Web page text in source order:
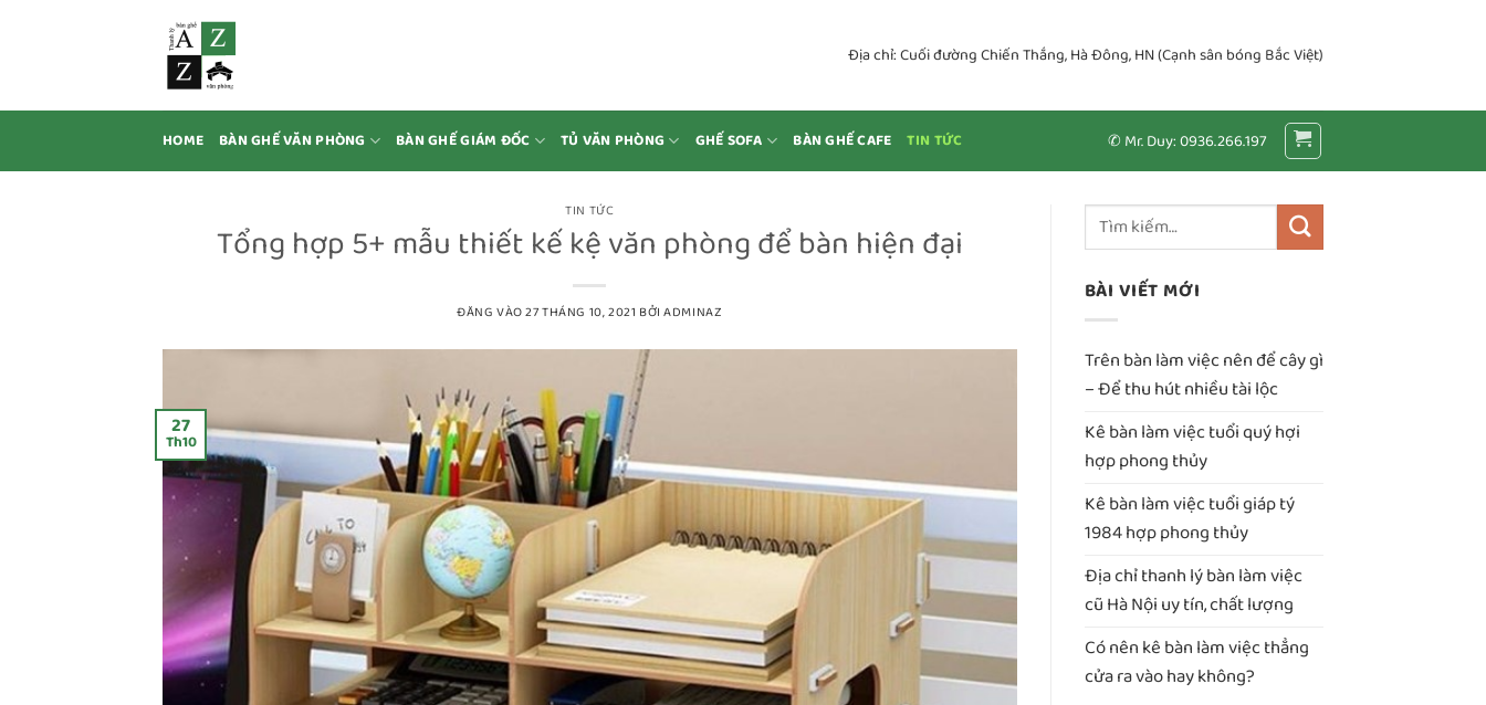
Địa chỉ: Cuối đường Chiến Thắng, Hà Đông, HN (Cạnh sân bóng Bắc Việt)
HOME BÀN GHẾ VĂN PHÒNG BÀN GHẾ GIÁM ĐỐC TỦ VĂN PHÒNG GHẾ SOFA BÀN GHẾ CAFE TIN TỨC ✆ Mr. Duy: 0936.266.197
TIN TỨC
Tổng hợp 5+ mẫu thiết kế kệ văn phòng để bàn hiện đại
ĐĂNG VÀO27 THÁNG 10, 2021 BỞIADMINAZ
27
Th10
BÀI VIẾT MỚI
Trên bàn làm việc nên để cây gì
– Để thu hút nhiều tài lộc
Kê bàn làm việc tuổi quý hợi
hợp phong thủy
Kê bàn làm việc tuổi giáp tý
1984 hợp phong thủy
Địa chỉ thanh lý bàn làm việc
cũ Hà Nội uy tín, chất lượng
Có nên kê bàn làm việc thẳng
cửa ra vào hay không?